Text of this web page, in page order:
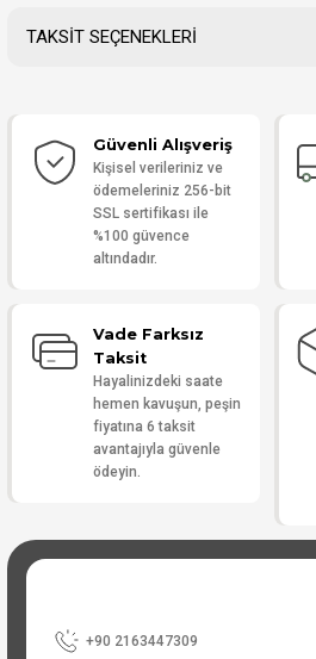
Yorum Yaz
TAKSİT SEÇENEKLERİ
Güvenli Alışveriş
Kişisel verileriniz ve
ödemeleriniz 256-bit
SSL sertifikası ile
%100 güvence
altındadır.
Vade Farksız
Taksit
Hayalinizdeki saate
hemen kavuşun, peşin
fiyatına 6 taksit
avantajıyla güvenle
ödeyin.
+90 2163447309